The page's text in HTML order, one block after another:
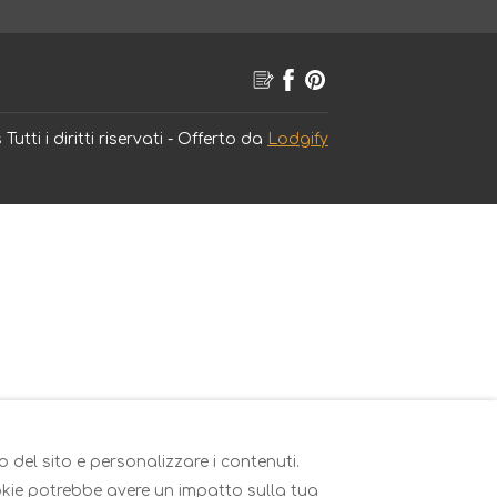
Tutti i diritti riservati - Offerto da Lodgify
del sito e personalizzare i contenuti.
potrebbe avere un impatto sulla tua